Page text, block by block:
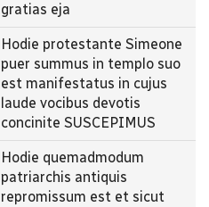
gratias eja
Hodie protestante Simeone
puer summus in templo suo
est manifestatus in cujus
laude vocibus devotis
concinite SUSCEPIMUS
Hodie quemadmodum
patriarchis antiquis
repromissum est et sicut